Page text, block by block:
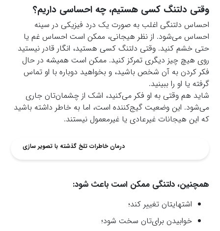
وقتی دلتنگ کسی هستیم،چه احساسی داریم؟
احساس دلتنگی اغلب به صورت یک درد فیزیکی در سینه
احساس می‌شود. از نظر هیجانی، ممکن است احساس غم یا
حتی خشم کنید. وقتی دلتنگ کسی هستید، انگار قادر نیستید
روی هیچ چیز دیگری تمرکز کنید. ممکن است همیشه در حال
فکر کردن به آن شخص باشید، و بخواهید دوباره با او تماس
گرفته یا او را ببینید.
شاید هم وقتی به او فکر می‌کنید، اشک از چشمان‌تان جاری
می‌شود. این وضعیت گیج‌کننده است، اما به خاطر داشته باشید
که این هیجانات غیرعادی یا غیرمعمول نیستند.
درمان خاطرات تلخ گذشته با تصویر سازی
همچنین، دلتنگی ممکن است باعث شود:
اشتهایتان تغییر کند؛
خوابیدن برای‌تان سخت شود؛